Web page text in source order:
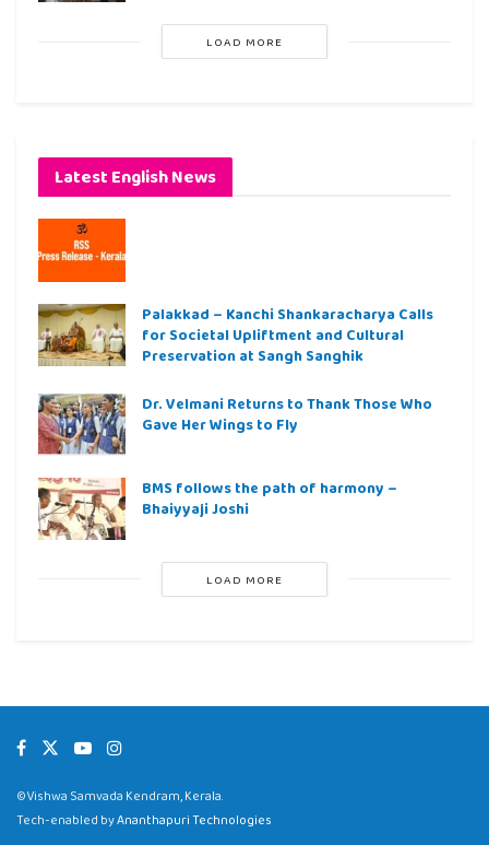
LOAD MORE
Latest English News
Palakkad – Kanchi Shankaracharya Calls
for Societal Upliftment and Cultural
Preservation at Sangh Sanghik
Dr. Velmani Returns to Thank Those Who
Gave Her Wings to Fly
BMS follows the path of harmony –
Bhaiyyaji Joshi
LOAD MORE
©Vishwa Samvada Kendram, Kerala.
Tech-enabled byAnanthapuri Technologies